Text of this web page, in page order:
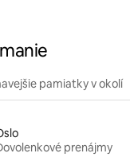
pamiatky v okolí
prenájmy